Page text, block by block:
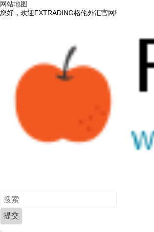
网站地图
您好，欢迎FXTRADING格伦外汇官网!